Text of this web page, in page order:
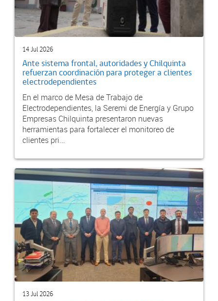
14 Jul 2026
Ante sistema frontal, autoridades y Chilquinta
refuerzan coordinación para proteger a clientes
electrodependientes
En el marco de Mesa de Trabajo de
Electrodependientes, la Seremi de Energía y Grupo
Empresas Chilquinta presentaron nuevas
herramientas para fortalecer el monitoreo de
clientes pri...
13 Jul 2026